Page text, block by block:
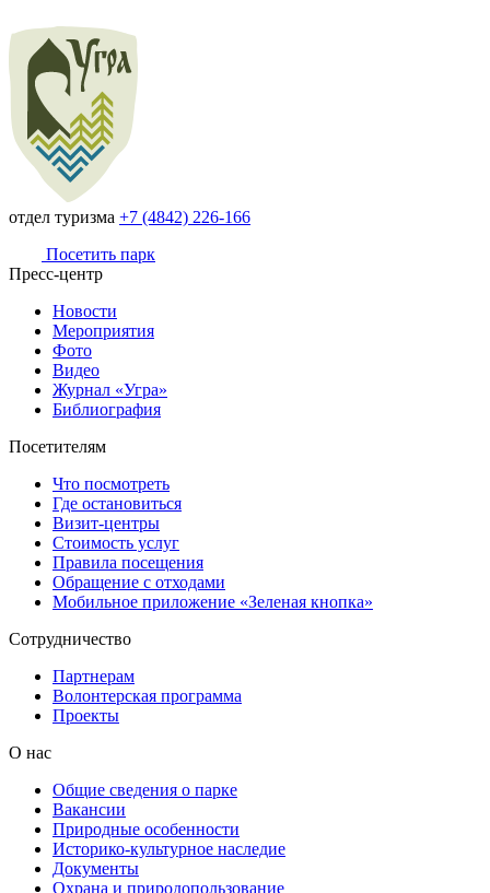
отдел туризма +7 (4842) 226-166
Посетить парк
Пресс-центр
Новости
Мероприятия
Фото
Видео
Журнал «Угра»
Библиография
Посетителям
Что посмотреть
Где остановиться
Визит-центры
Стоимость услуг
Правила посещения
Обращение с отходами
Мобильное приложение «Зеленая кнопка»
Сотрудничество
Партнерам
Волонтерская программа
Проекты
О нас
Общие сведения о парке
Вакансии
Природные особенности
Историко-культурное наследие
Документы
Охрана и природопользование